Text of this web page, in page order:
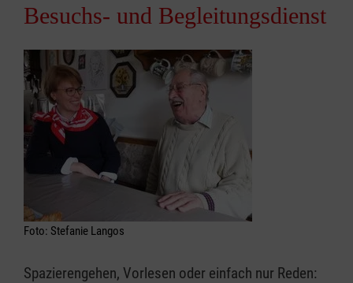
Besuchs- und Begleitungsdienst
Foto: Stefanie Langos
Spazierengehen, Vorlesen oder einfach nur Reden: